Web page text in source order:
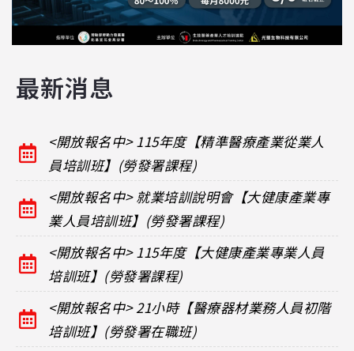
最新消息
<開放報名中> 115年度【精準醫療產業從業人
員培訓班】(勞發署課程)
<開放報名中> 就業培訓說明會【大健康產業專
業人員培訓班】(勞發署課程)
<開放報名中> 115年度【大健康產業專業人員
培訓班】(勞發署課程)
<開放報名中> 21小時【醫療器材業務人員初階
培訓班】(勞發署在職班)